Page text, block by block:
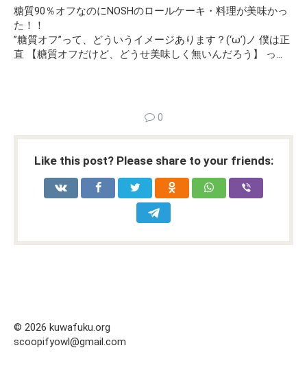
糖質90％オフなのにNOSHのロールケーキ・料理が美味かっ
た！！
”糖質オフ”って、どういうイメージあります？(‘ω’)ノ 僕は正
直 【糖質オフだけど、どうせ美味しく無いんだろう】 っ…
0
Like this post? Please share to your friends:
© 2026 kuwafuku.org
scoopifyowl@gmail.com